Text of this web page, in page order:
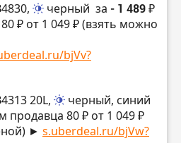
черный за - 1 489 ₽
₽ от 1 049 ₽ (взять можно
bjVv?
20L,
черный, синий
продавца 80 ₽ от 1 049 ₽
► s.uberdeal.ru/bjVw?